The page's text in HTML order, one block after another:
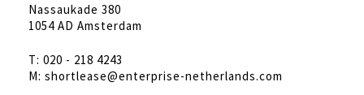
Nassaukade 380
1054 AD Amsterdam
T: 020 - 218 4243
M: shortlease@enterprise-netherlands.com